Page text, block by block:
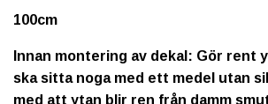
100cm
Innan montering av dekal: Gör rent
ska sitta noga med ett medel utan
med att ytan blir ren från damm